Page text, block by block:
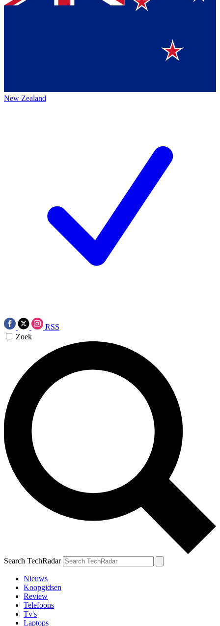
New Zealand
RSS
Zoek
Search TechRadar
Nieuws
Koopgidsen
Review
Telefoons
Tv's
Laptops